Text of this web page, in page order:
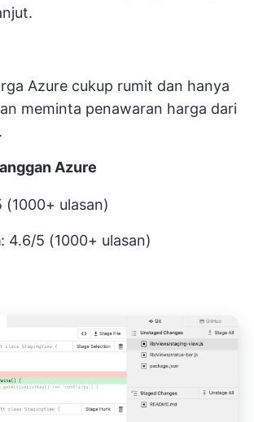
Azure cukup rumit dan hanya
meminta penawaran harga dari
Azure
(1000+ ulasan)
: 4.6/5 (1000+ ulasan)